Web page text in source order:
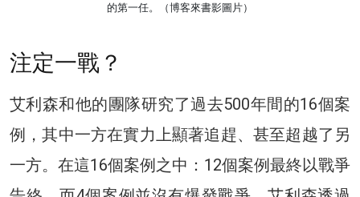
的第一任。（博客來書影圖片）
注定一戰？
艾利森和他的團隊研究了過去500年間的16個案
例，其中一方在實力上顯著追趕、甚至超越了另
一方。在這16個案例之中：12個案例最終以戰爭